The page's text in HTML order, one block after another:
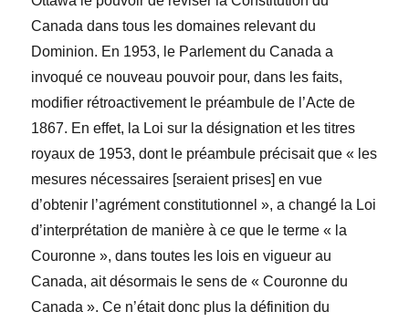
Canada dans tous les domaines relevant du
Dominion. En 1953, le Parlement du Canada a
invoqué ce nouveau pouvoir pour, dans les faits,
modifier rétroactivement le préambule de l’Acte de
1867. En effet, la Loi sur la désignation et les titres
royauxde 1953, dont le préambule précisait que « les
mesures nécessaires [seraient prises] en vue
d’obtenir l’agrément constitutionnel », a changé la Loi
d’interprétation de manière à ce que le terme « la
Couronne », dans toutes les lois en vigueur au
Canada, ait désormais le sens de « Couronne du
Canada ». Ce n’était donc plus la définition du